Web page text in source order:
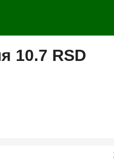
10.7 RSD